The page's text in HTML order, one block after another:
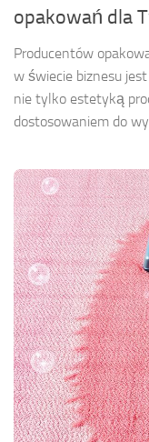
opakowań dla
Producentów
w świecie biznesu
nie tylko estetyką
dostosowaniem do